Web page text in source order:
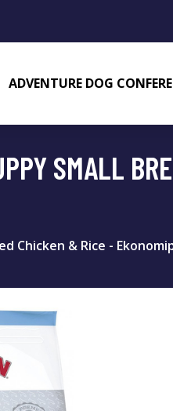
ADVENTURE DOG
SMALL
Chicken & Rice -